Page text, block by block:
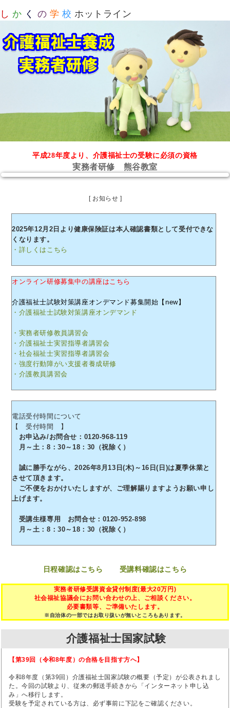
し か く の 学 校 ホットライン
平成28年度より、介護福祉士の受験に必須の資格
実務者研修 熊谷教室
[ お知らせ ]
2025年12月2日より健康保険証は本人確認書類として受付できな
くなります。
・詳しくはこちら
オンライン研修募集中の講座はこちら
介護福祉士試験対策講座オンデマンド募集開始【new】
・介護福祉士試験対策講座オンデマンド
・実務者研修教員講習会
・介護福祉士実習指導者講習会
・社会福祉士実習指導者講習会
・強度行動障がい支援者養成研修
・介護教員講習会
電話受付時間について
【 受付時間 】
お申込み/お問合せ：0120-968-119
月～土：8：30～18：30（祝除く）
誠に勝手ながら、2026年8月13日(木)～16日(日)は夏季休業と
させて頂きます。
ご不便をおかけいたしますが、ご理解賜りますようお願い申し
上げます。
受講生様専用 お問合せ：0120-952-898
月～土：8：30～18：30（祝除く）
日程確認はこちら 受講料確認はこちら
実務者研修受講資金貸付制度(最大20万円)
社会福祉協議会にお問い合わせの上、ご相談ください。
必要書類等、ご準備いたします。
※自治体の一部ではお取り扱いが無いところもあります。
介護福祉士国家試験
【第39回（令和8年度）の合格を目指す方へ】
令和8年度（第39回）介護福祉士国家試験の概要（予定）が公表されまし
た。今回の試験より、従来の郵送手続きから「インターネット申し込
み」へ移行します。
受験を予定されている方は、必ず事前に下記をご確認ください。